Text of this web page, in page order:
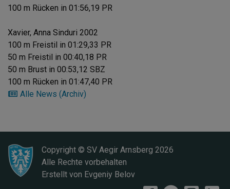
100 m Rücken in 01:56,19 PR
Xavier, Anna Sinduri 2002
100 m Freistil in 01:29,33 PR
50 m Freistil in 00:40,18 PR
50 m Brust in 00:53,12 SBZ
100 m Rücken in 01:47,40 PR
Alle News (Archiv)
Copyright © SV Aegir Arnsberg 2026
Alle Rechte vorbehalten
Erstellt von Evgeniy Belov